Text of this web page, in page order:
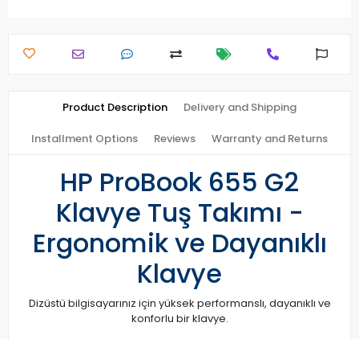
Product Description Delivery and Shipping
Installment Options Reviews Warranty and Returns
HP ProBook 655 G2
Klavye Tuş Takımı -
Ergonomik ve Dayanıklı
Klavye
Dizüstü bilgisayarınız için yüksek performanslı, dayanıklı ve
konforlu bir klavye.